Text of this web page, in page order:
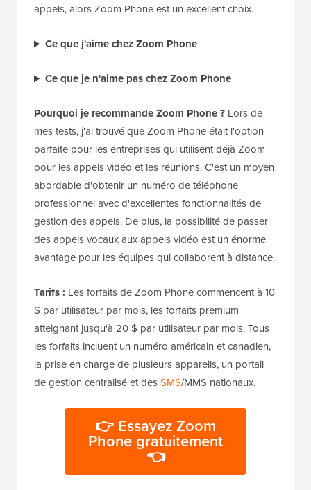
appels, alors Zoom Phone est un excellent choix.
Ce que j'aime chez Zoom Phone
Ce que je n'aime pas chez Zoom Phone
Pourquoi je recommande Zoom Phone ? Lors de
mes tests, j'ai trouvé que Zoom Phone était l'option
parfaite pour les entreprises qui utilisent déjà Zoom
pour les appels vidéo et les réunions. C'est un moyen
abordable d'obtenir un numéro de téléphone
professionnel avec d'excellentes fonctionnalités de
gestion des appels. De plus, la possibilité de passer
des appels vocaux aux appels vidéo est un énorme
avantage pour les équipes qui collaborent à distance.
Tarifs : Les forfaits de Zoom Phone commencent à 10
$ par utilisateur par mois, les forfaits premium
atteignant jusqu'à 20 $ par utilisateur par mois. Tous
les forfaits incluent un numéro américain et canadien,
la prise en charge de plusieurs appareils, un portail
de gestion centralisé et desSMS/MMS nationaux.
👉 Essayez Zoom
Phone gratuitement
👈